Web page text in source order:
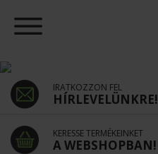
IRATKOZZON FEL
HÍRLEVELÜNKRE!
KERESSE TERMÉKEINKET
A WEBSHOPBAN!